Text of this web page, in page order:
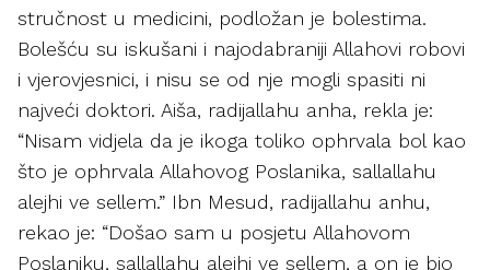
stručnost u medicini, podložan je bolestima.
Bolešću su iskušani i najodabraniji Allahovi robovi
i vjerovjesnici, i nisu se od nje mogli spasiti ni
najveći doktori. Aiša, radijallahu anha, rekla je:
“Nisam vidjela da je ikoga toliko ophrvala bol kao
što je ophrvala Allahovog Poslanika, sallallahu
alejhi ve sellem.” Ibn Mesud, radijallahu anhu,
rekao je: “Došao sam u posjetu Allahovom
Poslaniku, sallallahu alejhi ve sellem, a on je bio